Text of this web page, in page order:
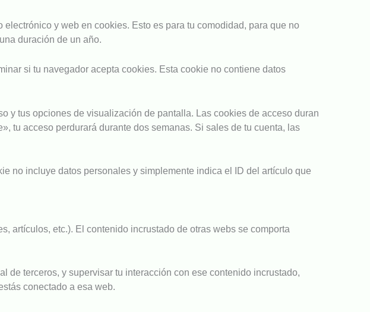
y web en cookies. Esto es para tu comodidad, para que no
duración de un año.
si tu navegador acepta cookies. Esta cookie no contiene datos
y tus opciones de visualización de pantalla. Las cookies de acceso duran
tu acceso perdurará durante dos semanas. Si sales de tu cuenta, las
no incluye datos personales y simplemente indica el ID del artículo que
artículos, etc.). El contenido incrustado de otras webs se comporta
de terceros, y supervisar tu interacción con ese contenido incrustado,
conectado a esa web.